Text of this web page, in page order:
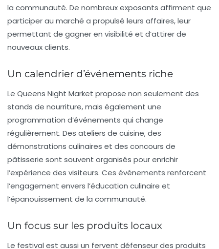
la communauté. De nombreux exposants affirment que
participer au marché a propulsé leurs affaires, leur
permettant de gagner en visibilité et d’attirer de
nouveaux clients.
Un calendrier d’événements riche
Le Queens Night Market propose non seulement des
stands de nourriture, mais également une
programmation d’événements qui change
régulièrement. Des ateliers de cuisine, des
démonstrations culinaires et des concours de
pâtisserie sont souvent organisés pour enrichir
l’expérience des visiteurs. Ces événements renforcent
l’engagement envers l’éducation culinaire et
l’épanouissement de la communauté.
Un focus sur les produits locaux
Le festival est aussi un fervent défenseur des produits